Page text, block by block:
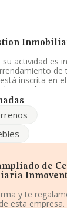
actividad es
de
inscrita en
Su
La
las cifras
el número
posible
de
de
y te
esta empresa.